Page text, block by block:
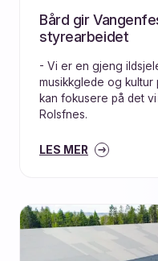
Bård gir
styrearbeidet
- Vi er en gjeng
musikkglede og kultur
kan fokusere på det
Rolsfnes.
LES MER